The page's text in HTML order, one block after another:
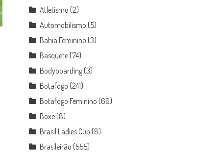
Atletismo (2)
Automobilismo (5)
Bahia Feminino (3)
Basquete (74)
Bodyboarding (3)
Botafogo (241)
Botafogo Feminino (66)
Boxe (8)
Brasil Ladies Cup (8)
Brasileirão (555)